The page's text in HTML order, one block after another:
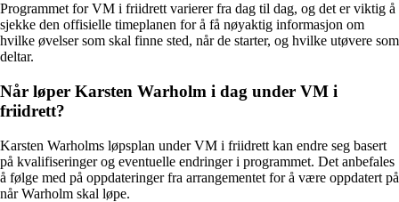
Programmet for VM i friidrett varierer fra dag til dag, og det er viktig å
sjekke den offisielle timeplanen for å få nøyaktig informasjon om
hvilke øvelser som skal finne sted, når de starter, og hvilke utøvere som
deltar.
Når løper Karsten Warholm i dag under VM i
friidrett?
Karsten Warholms løpsplan under VM i friidrett kan endre seg basert
på kvalifiseringer og eventuelle endringer i programmet. Det anbefales
å følge med på oppdateringer fra arrangementet for å være oppdatert på
når Warholm skal løpe.